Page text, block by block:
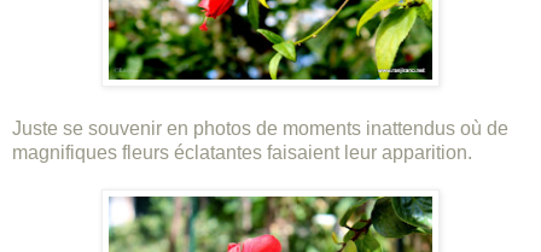
Juste se souvenir en photos de moments inattendus où de
magnifiques fleurs éclatantes faisaient leur apparition.